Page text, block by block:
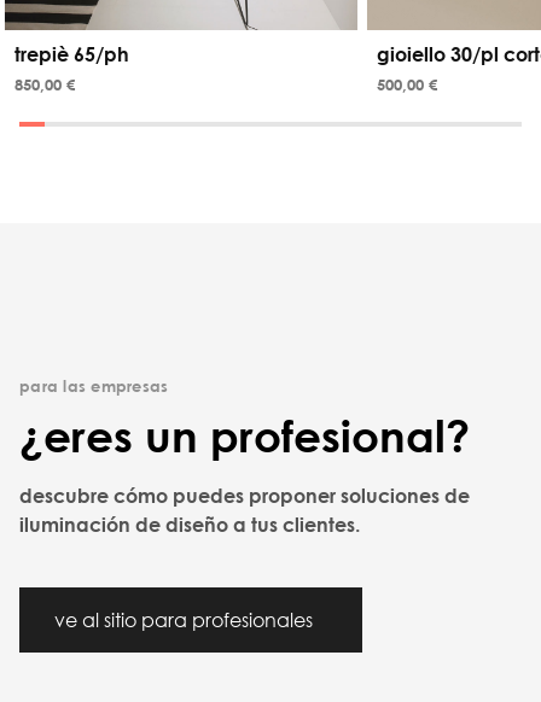
trepiè 65/ph
850,00 €
gioiello 30/pl
500,00 €
para las empresas
¿eres un profesional?
descubre cómo puedes proponer soluciones de
iluminación de diseño a tus clientes.
ve al sitio para profesionales